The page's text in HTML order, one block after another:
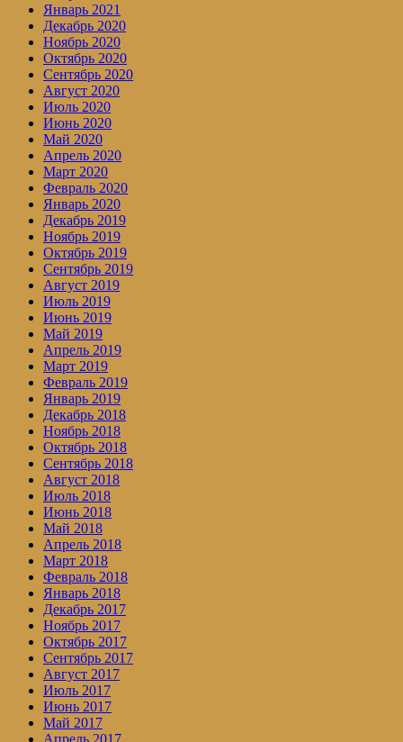
Январь 2021
Декабрь 2020
Ноябрь 2020
Октябрь 2020
Сентябрь 2020
Август 2020
Июль 2020
Июнь 2020
Май 2020
Апрель 2020
Март 2020
Февраль 2020
Январь 2020
Декабрь 2019
Ноябрь 2019
Октябрь 2019
Сентябрь 2019
Август 2019
Июль 2019
Июнь 2019
Май 2019
Апрель 2019
Март 2019
Февраль 2019
Январь 2019
Декабрь 2018
Ноябрь 2018
Октябрь 2018
Сентябрь 2018
Август 2018
Июль 2018
Июнь 2018
Май 2018
Апрель 2018
Март 2018
Февраль 2018
Январь 2018
Декабрь 2017
Ноябрь 2017
Октябрь 2017
Сентябрь 2017
Август 2017
Июль 2017
Июнь 2017
Май 2017